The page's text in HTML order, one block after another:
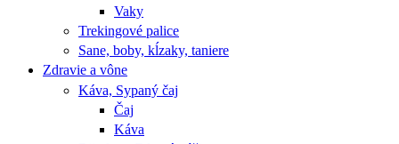
Vaky
Trekingové palice
Sane, boby, kĺzaky, taniere
Zdravie a vône
Káva, Sypaný čaj
Čaj
Káva